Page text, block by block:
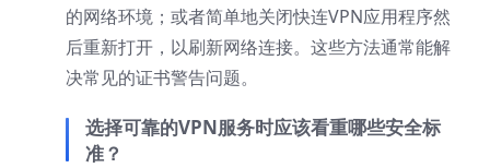
的网络环境；或者简单地关闭快连VPN应用程序然
后重新打开，以刷新网络连接。这些方法通常能解
决常见的证书警告问题。
选择可靠的VPN服务时应该看重哪些安全标
准？